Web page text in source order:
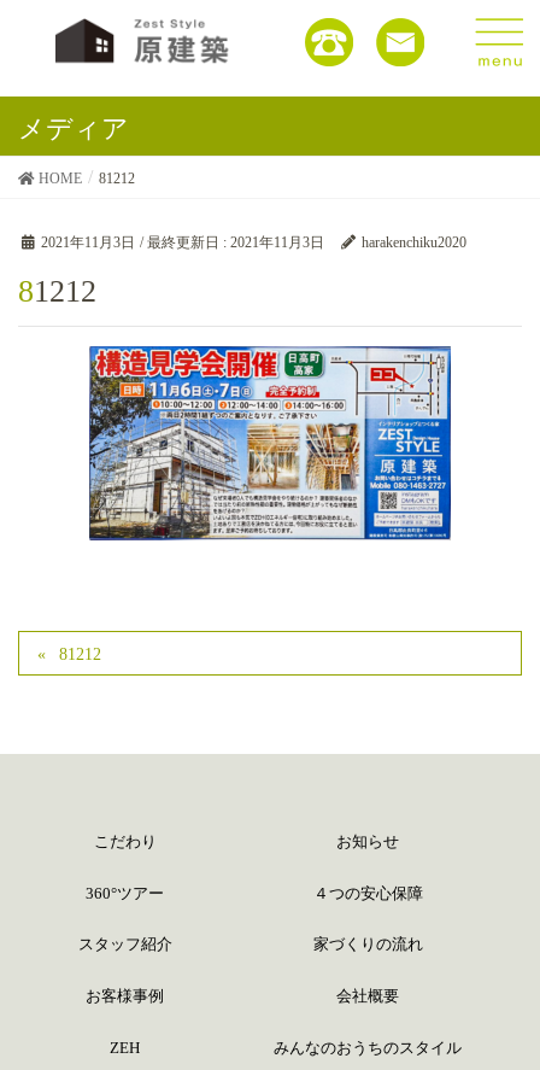
メディア
HOME 81212
2021年11月3日 / 最終更新日 : 2021年11月3日 harakenchiku2020
81212
81212
こだわり
360°ツアー
スタッフ紹介
お客様事例
ZEH
お知らせ
４つの安心保障
家づくりの流れ
会社概要
みんなのおうちのスタイル